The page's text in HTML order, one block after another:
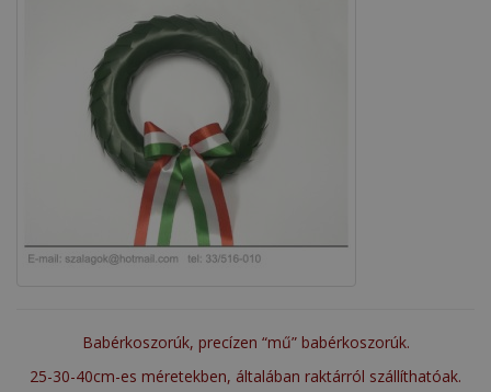
Babérkoszorúk, precízen “mű” babérkoszorúk.
25-30-40cm-es méretekben, általában raktárról szállíthatóak.